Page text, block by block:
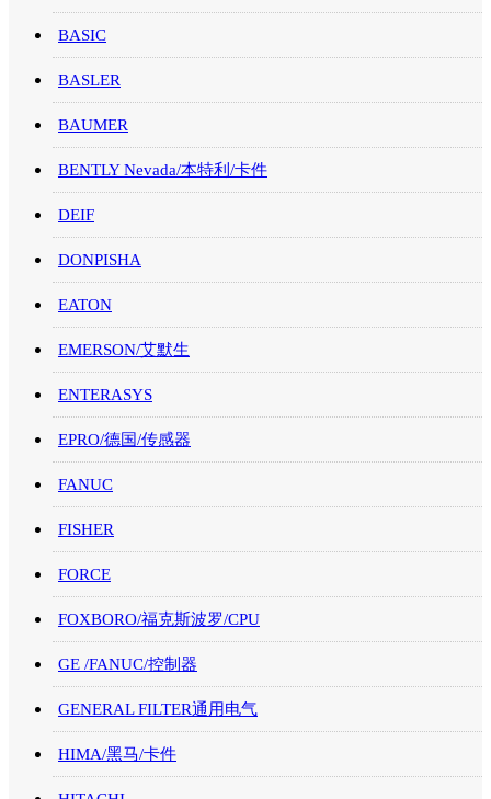
BASIC
BASLER
BAUMER
BENTLY Nevada/本特利/卡件
DEIF
DONPISHA
EATON
EMERSON/艾默生
ENTERASYS
EPRO/德国/传感器
FANUC
FISHER
FORCE
FOXBORO/福克斯波罗/CPU
GE /FANUC/控制器
GENERAL FILTER通用电气
HIMA/黑马/卡件